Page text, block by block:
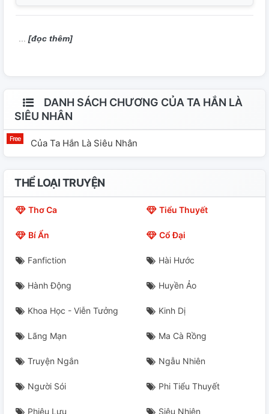
[đọc thêm]
DANH SÁCH CHƯƠNG CỦA TA HẮN LÀ
SIÊU NHÂN
Của Ta Hắn Là Siêu Nhân
THỂ LOẠI TRUYỆN
Thơ Ca Tiểu Thuyết
Bí Ẩn Cổ Đại
Fanfiction Hài Hước
Hành Động Huyền Ảo
Khoa Học - Viễn Tưởng Kinh Dị
Lãng Mạn Ma Cà Rồng
Truyện Ngắn Ngẫu Nhiên
Người Sói Phi Tiểu Thuyết
Phiêu Lưu Siêu Nhiên